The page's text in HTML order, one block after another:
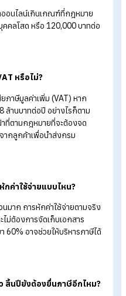
งการเงินทั้งหมดเพื่อนำมาคำน
และค่าใช้จ่ายอื่น ๆ
ว่างรายได้และค่าใช้จ่าย และใช้เ
ห้ครบถ้วน
ถูกต้องและตรงกับข้อเท็จจริง
อนไลน์ของกรมสรรพากร หรือเดิ
รรพากรพื้นที่ได้ตามความสะดวก